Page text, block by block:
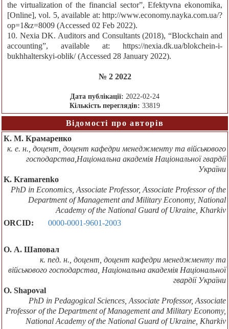
the virtualization of the financial sector”, Efektyvna ekonomika,
[Online], vol. 5, available at: http://www.economy.nayka.com.ua/?
op=1&z=8009 (Accessed 02 Feb 2022).
10. Nexia DK. Auditors and Consultants (2018), “Blockchain and
accounting”, available at: https://nexia.dk.ua/blokchein-i-
bukhhalterskyi-oblik/ (Accessed 28 January 2022).
№ 2 2022
Дата публікації: 2022-02-24
Кількість переглядів: 33819
Відомості про авторів
К. М. Крамаренко
к. е. н., доцент, доцент кафедри менеджменту та військового
господарства,Національна академія Національної гвардії
України
K. Kramarenko
PhD in Economics, Associate Professor, Associate Professor of the
Department of Management and Military Economy, National
Academy of the National Guard of Ukraine, Kharkiv
ORCID:
0000-0001-9601-2003
О. А. Шаповал
к. пед. н., доцент, доцент кафедри менеджменту та
військового господарства, Національна академія Національної
гвардії України
O. Shapoval
PhD in Pedagogical Sciences, Associate Professor, Associate
Professor of the Department of Management and Military Economy,
National Academy of the National Guard of Ukraine, Kharkiv